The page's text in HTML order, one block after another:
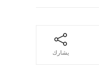
يشارك